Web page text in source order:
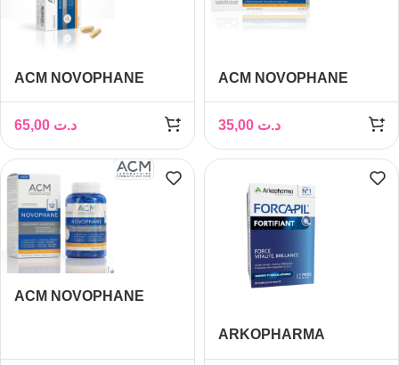
ACM NOVOPHANE
60 GELULES
د.ت
ACM NOVOPHANE
ONGLES 15ML
د.ت
ACM NOVOPHANE
ARKOPHARMA